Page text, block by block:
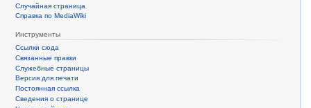
Случайная страница
Справка по MediaWiki
Инструменты
Ссылки сюда
Связанные правки
Служебные страницы
Версия для печати
Постоянная ссылка
Сведения о странице